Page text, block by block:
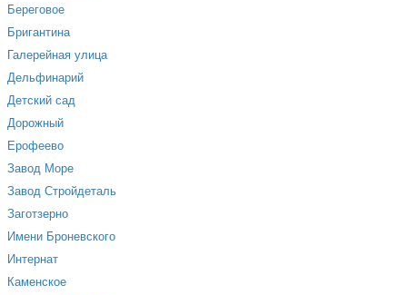
Береговое
Бригантина
Галерейная улица
Дельфинарий
Детский сад
Дорожный
Ерофеево
Завод Море
Завод Стройдеталь
Заготзерно
Имени Броневского
Интернат
Каменское